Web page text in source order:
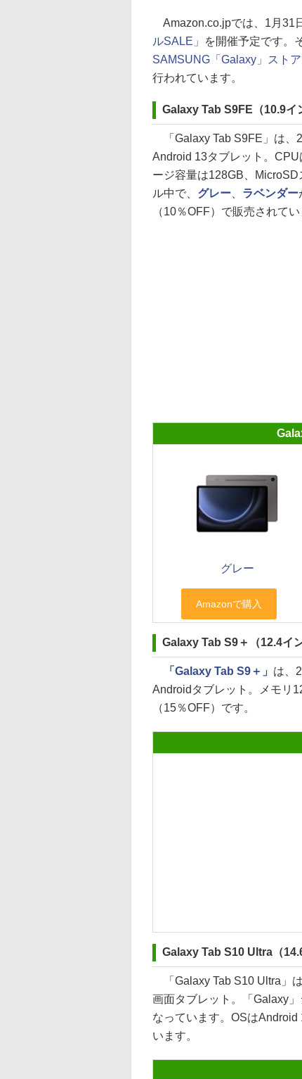
Amazon.co.jpでは、1月31
ルSALE」
を開催予定です。
SAMSUNG「Galaxy」ストア
行われています。
Galaxy Tab S9FE（10.9イ
「Galaxy Tab S9FE」は、
Android 13タブレット。
ージ容量は128GB、
ル中で、 グレー ラベンダー
（10％OFF）で販売されてい
グレー
Galaxy Tab S9＋（12.4イン
「Galaxy Tab S9＋」 は、
Androidタブレット。メモリ
（15％OFF）です。
Galaxy Tab S10 Ultra（
「Galaxy Tab S10 Ultra」
画面タブレット。「Galaxy
なっています。OSはAndroid
います。